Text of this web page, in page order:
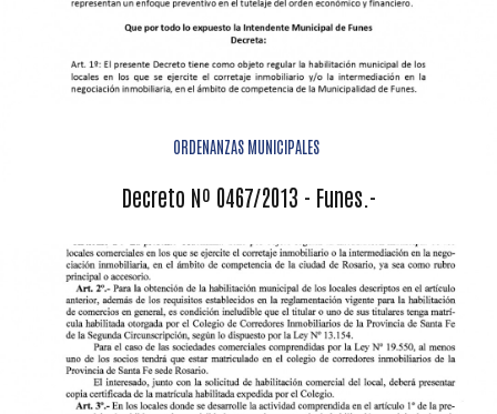
ORDENANZAS MUNICIPALES
Decreto Nº 0467/2013 - Funes.-